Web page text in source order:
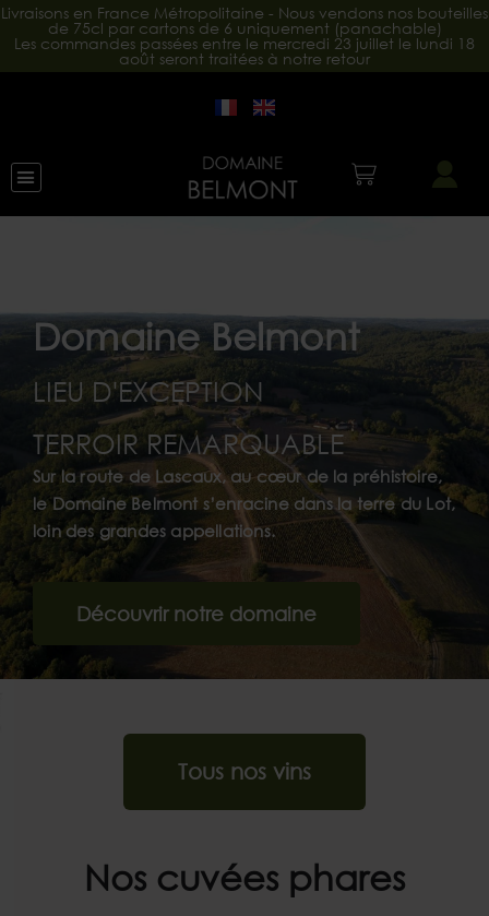
Livraisons en France Métropolitaine - Nous vendons nos bouteilles
de 75cl par cartons de 6 uniquement (panachable)
Les commandes passées entre le mercredi 23 juillet le lundi 18
août seront traitées à notre retour
Domaine Belmont
LIEU D'EXCEPTION
TERROIR REMARQUABLE
Sur la route de Lascaux, au cœur de la préhistoire,
le Domaine Belmont s’enracine dans la terre du Lot,
loin des grandes appellations.
Découvrir notre domaine
Tous nos vins
Nos cuvées phares